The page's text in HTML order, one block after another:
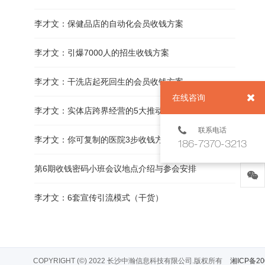
李才文：保健品店的自动化会员收钱方案
李才文：引爆7000人的招生收钱方案
李才文：干洗店起死回生的会员收钱方案
李才文：实体店跨界经营的5大推动力
李才文：你可复制的医院3步收钱方案
第6期收钱密码小班会议地点介绍与参会安排
李才文：6套宣传引流模式（干货）
COPYRIGHT (©) 2022 长沙中瀚信息科技有限公司.版权所有 湘ICP备
在线咨询
联系电话
186-7370-3213